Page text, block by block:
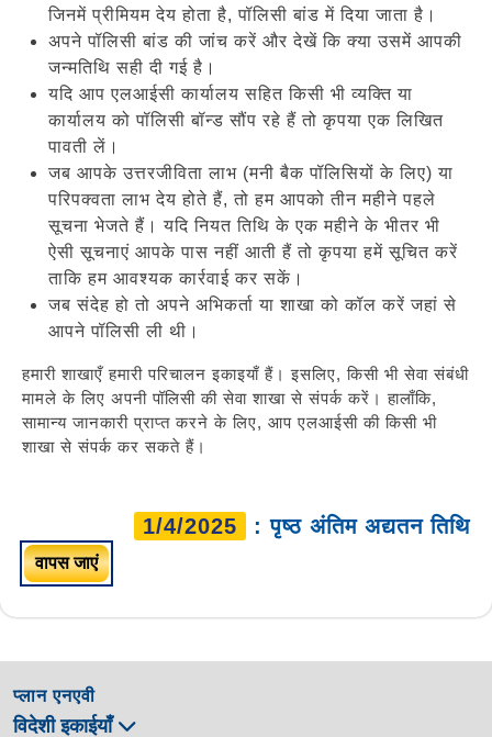
जिनमें प्रीमियम देय होता है, पॉलिसी बांड में दिया जाता है।
अपने पॉलिसी बांड की जांच करें और देखें कि क्या उसमें आपकी
जन्मतिथि सही दी गई है।
यदि आप एलआईसी कार्यालय सहित किसी भी व्यक्ति या
कार्यालय को पॉलिसी बॉन्ड सौंप रहे हैं तो कृपया एक लिखित
पावती लें।
जब आपके उत्तरजीविता लाभ (मनी बैक पॉलिसियों के लिए) या
परिपक्वता लाभ देय होते हैं, तो हम आपको तीन महीने पहले
सूचना भेजते हैं। यदि नियत तिथि के एक महीने के भीतर भी
ऐसी सूचनाएं आपके पास नहीं आती हैं तो कृपया हमें सूचित करें
ताकि हम आवश्यक कार्रवाई कर सकें।
जब संदेह हो तो अपने अभिकर्ता या शाखा को कॉल करें जहां से
आपने पॉलिसी ली थी।
हमारी शाखाएँ हमारी परिचालन इकाइयाँ हैं। इसलिए, किसी भी सेवा संबंधी
मामले के लिए अपनी पॉलिसी की सेवा शाखा से संपर्क करें। हालाँकि,
सामान्य जानकारी प्राप्त करने के लिए, आप एलआईसी की किसी भी
शाखा से संपर्क कर सकते हैं।
1/4/2025 : पृष्ठ अंतिम अद्यतन तिथि
वापस जाएं
प्लान एनएवी
विदेशी इकाईयाँ